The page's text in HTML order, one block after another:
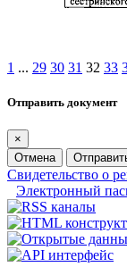
1 ... 29 30 31 32 33
Отправить документ
×
Отмена
Свидетельство о
Электронный